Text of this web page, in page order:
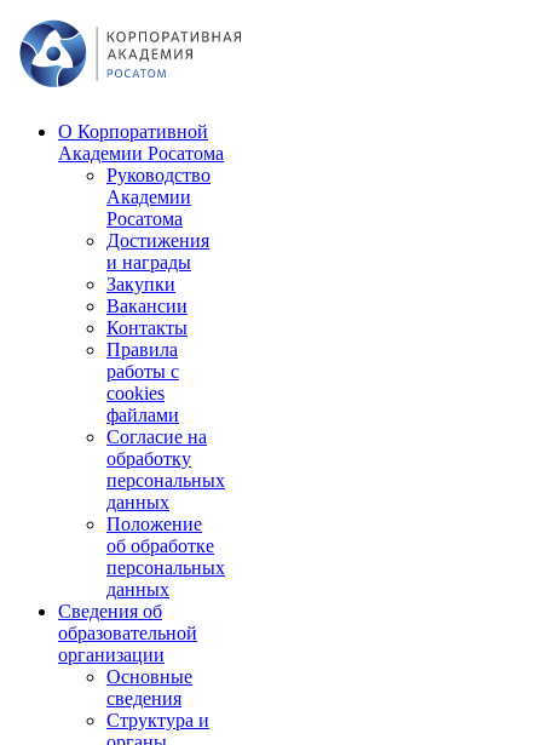
О Корпоративной
Академии Росатома
Руководство
Академии
Росатома
Достижения
и награды
Закупки
Вакансии
Контакты
Правила
работы с
cookies
файлами
Согласие на
обработку
персональных
данных
Положение
об обработке
персональных
данных
Сведения об
образовательной
организации
Основные
сведения
Структура и